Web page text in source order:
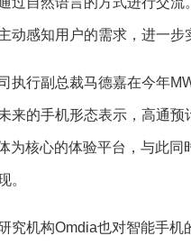
动感知用户的需求，进一步
执行副总裁马德嘉在今年
来的手机形态表示，高通预
为核心的体验平台，与此同
。
究机构Omdia也对智能手机